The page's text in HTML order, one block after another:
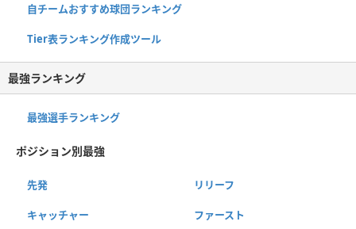
自チームおすすめ球団ランキング
Tier表ランキング作成ツール
最強ランキング
最強選手ランキング
ポジション別最強
先発 リリーフ
キャッチャー ファースト